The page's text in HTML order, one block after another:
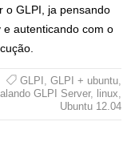
o GLPI, ja pensando
autenticando com o
GLPI , GLPI + ubuntu,
GLPI Server, linux,
Ubuntu 12.04